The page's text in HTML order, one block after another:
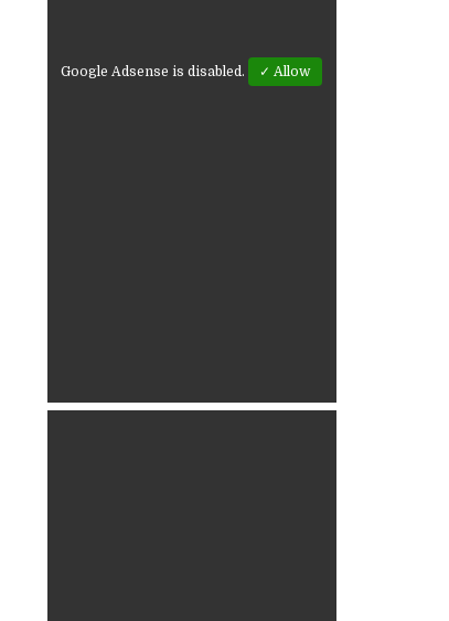
Google Adsense is disabled. ✓ Allow